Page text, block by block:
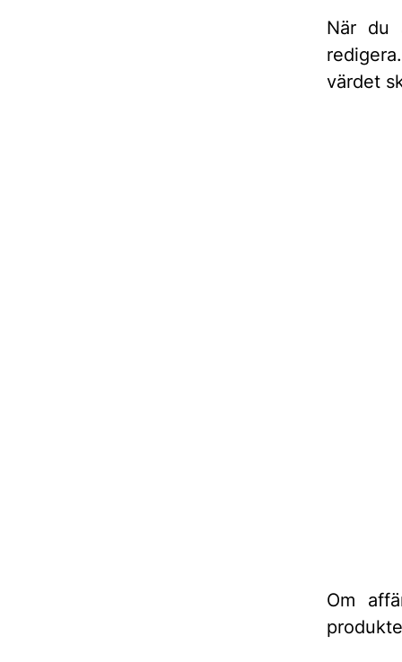
När du
värdet
Om